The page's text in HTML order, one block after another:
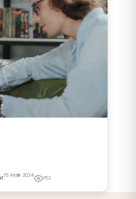
15 Aralık 2024 152